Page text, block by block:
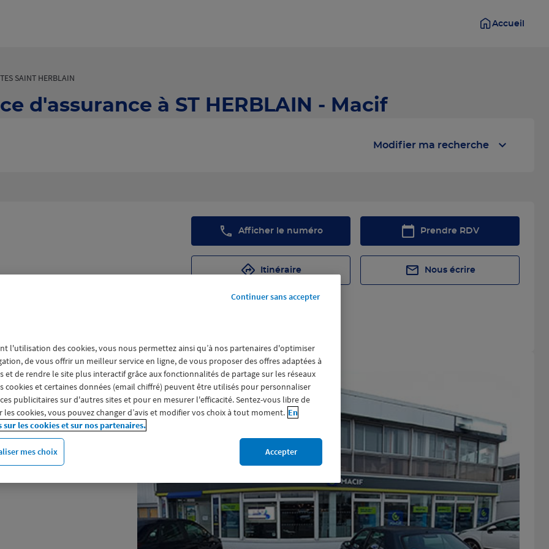
Accueil
SAINT HERBLAIN
d'assurance à ST HERBLAIN - Macif
Modifier ma recherche
Afficher le numéro Prendre RDV
Itinéraire Nous écrire
parole à ses sociétaires et les
(assurance auto et moto,
la mutuelle et la prévoyance
ou encore pour l'épargne
ou CSE, faites votre devis
Macif Assurances de ST
l'utilisation des cookies, vous nous permettez ainsi qu’à nos partenaires d'optimiser
de vous offrir un meilleur service en ligne, de vous proposer des offres adaptées à
et de rendre le site plus interactif grâce aux fonctionnalités de partage sur les réseaux
cookies et certaines données (email chiffré) peuvent être utilisés pour personnaliser
publicitaires sur d'autres sites et pour en mesurer l'efficacité. Sentez-vous libre de
les cookies, vous pouvez changer d’avis et modifier vos choix à tout moment. En
sur les cookies et sur nos partenaires.
mes choix
Continuer sans accepter
Accepter